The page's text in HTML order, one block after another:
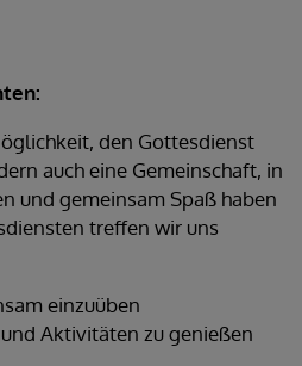
den Gottesdienst
auch eine Gemeinschaft, in
und gemeinsam Spaß haben
treffen wir uns
einzuüben
Aktivitäten zu genießen